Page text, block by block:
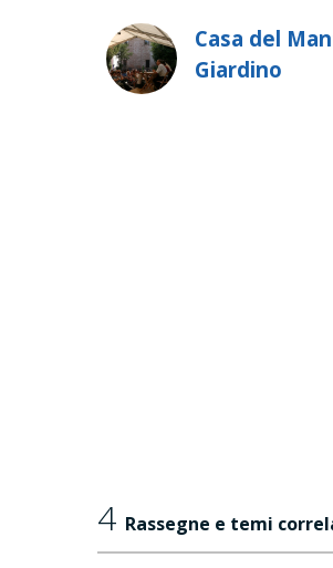
Casa del
Giardino
4 Rassegne e temi